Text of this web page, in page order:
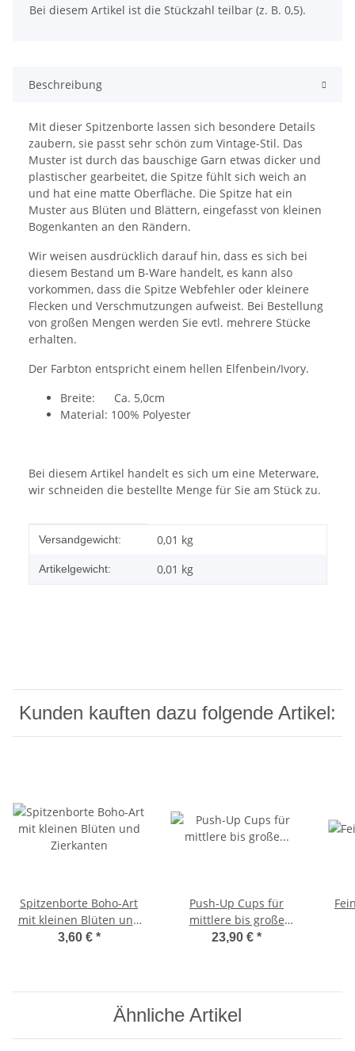
x
Bei diesem Artikel ist die Stückzahl teilbar (z. B. 0,5).
Beschreibung
Mit dieser Spitzenborte lassen sich besondere Details
zaubern, sie passt sehr schön zum Vintage-Stil. Das
Muster ist durch das bauschige Garn etwas dicker und
plastischer gearbeitet, die Spitze fühlt sich weich an
und hat eine matte Oberfläche. Die Spitze hat ein
Muster aus Blüten und Blättern, eingefasst von kleinen
Bogenkanten an den Rändern.
Wir weisen ausdrücklich darauf hin, dass es sich bei
diesem Bestand um B-Ware handelt, es kann also
vorkommen, dass die Spitze Webfehler oder kleinere
Flecken und Verschmutzungen aufweist. Bei Bestellung
von großen Mengen werden Sie evtl. mehrere Stücke
erhalten.
Der Farbton entspricht einem hellen Elfenbein/Ivory.
Breite: Ca. 5,0cm
Material: 100% Polyester
Bei diesem Artikel handelt es sich um eine Meterware,
wir schneiden die bestellte Menge für Sie am Stück zu.
Produkteigenschaft
Wert
Versandgewicht: 0,01 kg
Artikelgewicht: 0,01 kg
Kunden kauften dazu folgende Artikel:
Spitzenborte Boho-Art
mit kleinen Blüten und
Zierkanten
3,60 € *
Push-Up Cups für
mittlere bis große
Größen C-Cup, Haut hell
23,90 € *
Ähnliche Artikel